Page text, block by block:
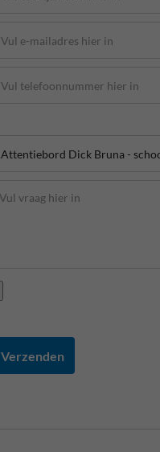
Verzenden